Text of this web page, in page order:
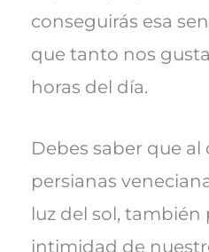
conseguirás esa
que tanto nos
horas del día.
Debes saber que al
persianas
luz del sol, también
intimidad de